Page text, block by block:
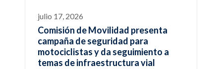
julio 17, 2026
Comisión de Movilidad presenta
campaña de seguridad para
motociclistas y da seguimiento a
temas de infraestructura vial